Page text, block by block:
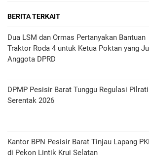
BERITA TERKAIT
Dua LSM dan Ormas Pertanyakan Bantuan
Traktor Roda 4 untuk Ketua Poktan yang
Anggota DPRD
DPMP Pesisir Barat Tunggu Regulasi
Serentak 2026
Kantor BPN Pesisir Barat Tinjau Lapang
di Pekon Lintik Krui Selatan